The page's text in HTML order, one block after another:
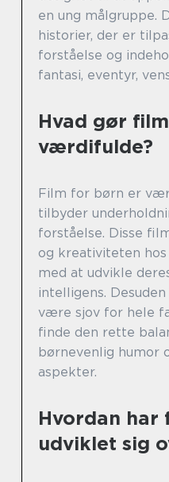
en ung
historier, der er
forståelse og
fantasi, eventyr,
Hvad gør
værdifulde?
Film for børn er
tilbyder
forståelse. Disse
og kreativiteten
med at udvikle
intelligens.
være sjov for hele
finde den rette
børnevenlig humor
aspekter.
Hvordan
udviklet sig